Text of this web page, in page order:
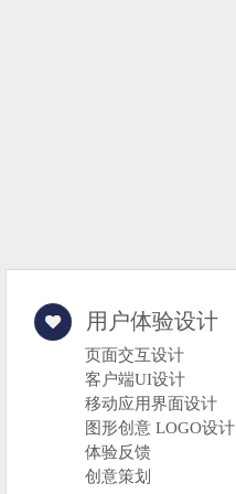
用户体验设计
页面交互设计
客户端UI设计
移动应用界面设计
图形创意 LOGO设计
体验反馈
创意策划